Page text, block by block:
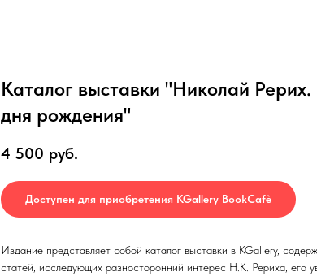
Каталог выставки "Николай
дня рождения"
4 500 руб.
Доступен для приобретения KGallery BookCafè
Издание представляет собой каталог выставки в KGallery,
статей, исследующих разносторонний интерес Н.К. Рериха, его